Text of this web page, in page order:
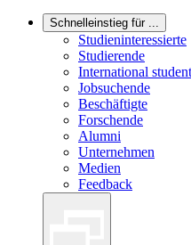
Schnelleinstieg für ...
Studieninteressierte
Studierende
International
Jobsuchende
Beschäftigte
Forschende
Alumni
Unternehmen
Medien
Feedback